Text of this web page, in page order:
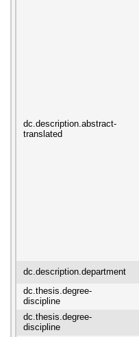
dc.description.abstract-
translated
dc.description.department
dc.thesis.degree-
discipline
dc.thesis.degree-
discipline